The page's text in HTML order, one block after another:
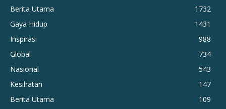
Berita Utama
1732
Gaya Hidup
1431
Inspirasi
988
Global
734
Nasional
543
Kesihatan
147
Berita Utama
109